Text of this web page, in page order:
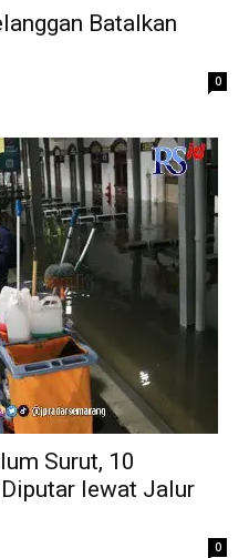
Batalkan
0
Surut, 10
lewat Jalur
0